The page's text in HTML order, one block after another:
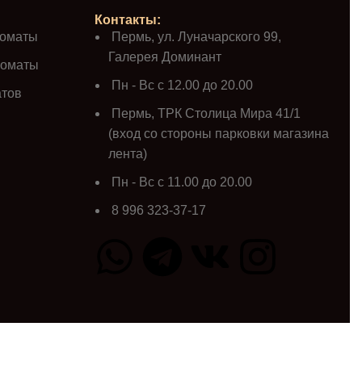
Контакты:
Пермь, ул. Луначарского 99,
Галерея Доминант
Пн - Вс с 12.00 до 20.00
Пермь, ТРК Столица Мира 41/1
(вход со стороны парковки магазина
лента)
Пн - Вс с 11.00 до 20.00
8 996 323-37-17